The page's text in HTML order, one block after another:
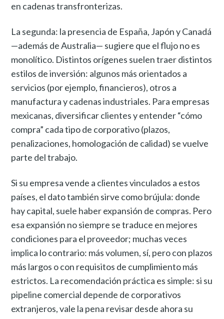
en cadenas transfronterizas.
La segunda: la presencia de España, Japón y Canadá
—además de Australia— sugiere que el flujo no es
monolítico. Distintos orígenes suelen traer distintos
estilos de inversión: algunos más orientados a
servicios (por ejemplo, financieros), otros a
manufactura y cadenas industriales. Para empresas
mexicanas, diversificar clientes y entender “cómo
compra” cada tipo de corporativo (plazos,
penalizaciones, homologación de calidad) se vuelve
parte del trabajo.
Si su empresa vende a clientes vinculados a estos
países, el dato también sirve como brújula: donde
hay capital, suele haber expansión de compras. Pero
esa expansión no siempre se traduce en mejores
condiciones para el proveedor; muchas veces
implica lo contrario: más volumen, sí, pero con plazos
más largos o con requisitos de cumplimiento más
estrictos. La recomendación práctica es simple: si su
pipeline comercial depende de corporativos
extranjeros, vale la pena revisar desde ahora su